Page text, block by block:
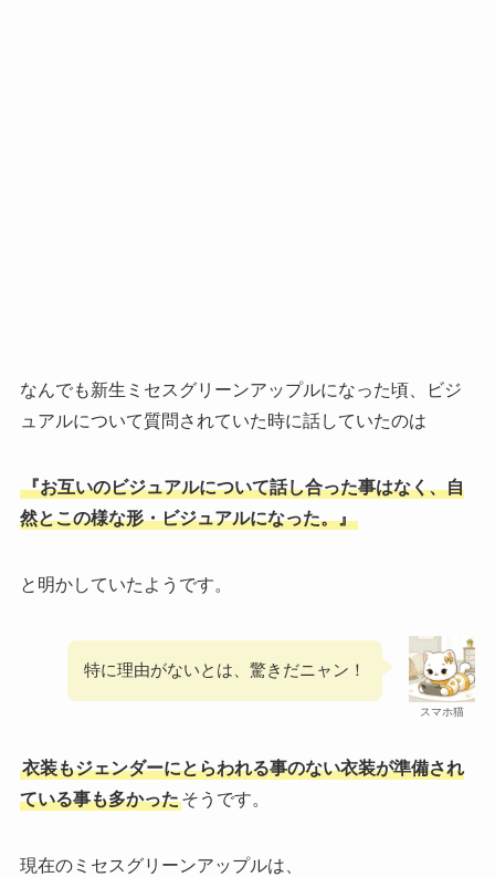
なんでも新生ミセスグリーンアップルになった頃、ビジ
ュアルについて質問されていた時に話していたのは
『お互いのビジュアルについて話し合った事はなく、自
然とこの様な形・ビジュアルになった。』
と明かしていたようです。
スマホ猫
特に理由がないとは、驚きだニャン！
衣装もジェンダーにとらわれる事のない衣装が準備され
ている事も多かったそうです。
現在のミセスグリーンアップルは、